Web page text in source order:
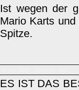
Ist wegen der
Mario Karts
Spitze.
ES IST DAS